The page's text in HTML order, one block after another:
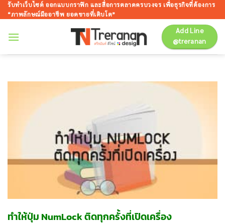
ข้าม
ไป
เนื้อหา
รับทำเว็บไซต์ ออกแบบกราฟิก และสื่อการตลาดครบวงจร เพื่อธุรกิจที่ต้องการ
“ภาพลักษณ์มืออาชีพ ยอดขายที่เติบโต”
Add Line
@treranan
ทำให้ปุ่ม NumLock ติดทุกครั้งที่เปิดเครื่อง